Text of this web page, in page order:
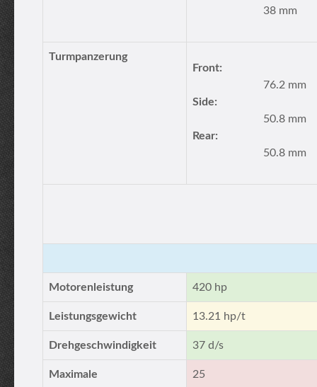
38 mm
Turmpanzerung
Front:
76.2 mm
Side:
50.8 mm
Rear:
50.8 mm
Motorenleistung 420 hp
Leistungsgewicht 13.21 hp/t
Drehgeschwindigkeit 37 d/s
Maximale
25